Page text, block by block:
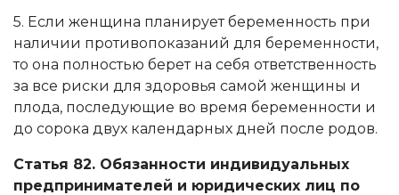
5. Если женщина планирует беременность при
наличии противопоказаний для беременности,
то она полностью берет на себя ответственность
за все риски для здоровья самой женщины и
плода, последующие во время беременности и
до сорока двух календарных дней после родов.
Статья 82. Обязанности индивидуальных
предпринимателей и юридических лиц по